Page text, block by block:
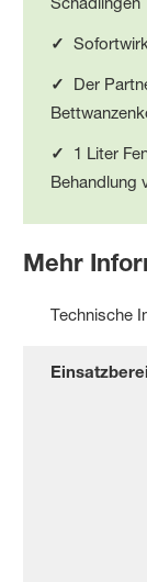
✓
✓ Der
✓ 1 Liter
Behandlung
Mehr
Technische